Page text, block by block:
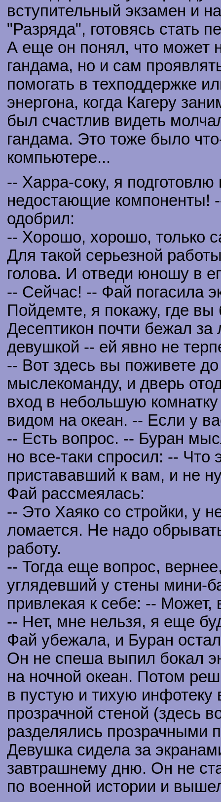
вступительный экзамен и
"Разряда", готовясь стать
А еще он понял, что может
гандама, но и сам
помогать в техподдержке
энергона, когда Кагеру
был счастлив видеть
гандама. Это тоже было
компьютере...
-- Харра-соку, я
недостающие компоненты!
одобрил:
-- Хорошо, хорошо, только
Для такой серьезной
голова. И отведи юношу в
-- Сейчас! -- Фай погасила
Пойдемте, я покажу, где вы
Десептикон почти бежал за
девушкой -- ей явно не
-- Вот здесь вы поживете
мыслекоманду, и дверь
вход в небольшую
видом на океан. -- Если у
-- Есть вопрос. -- Буран
но все-таки спросил: -- Что
пристававший к вам, и не
Фай рассмеялась:
-- Это Хаяко со стройки, у
ломается. Не надо
работу.
-- Тогда еще вопрос,
углядевший у стены мини-
привлекая к себе: -- Может,
-- Нет, мне нельзя, я еще
Фай убежала, и Буран
Он не спеша выпил бокал
на ночной океан. Потом
в пустую и тихую инфотеку
прозрачной стеной (здесь
разделялись прозрачными
Девушка сидела за
завтрашнему дню. Он не
по военной истории и